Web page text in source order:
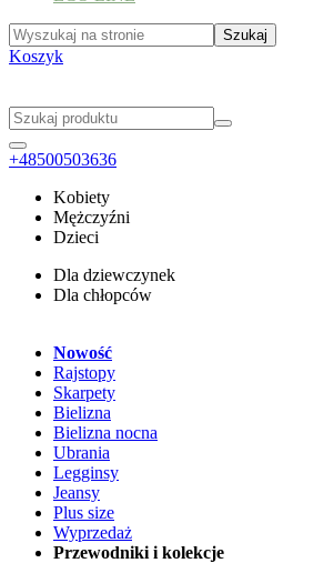
Koszyk
+48500503636
Kobiety
Mężczyźni
Dzieci
Dla dziewczynek
Dla chłopców
Nowość
Rajstopy
Skarpety
Bielizna
Bielizna nocna
Ubrania
Legginsy
Jeansy
Plus size
Wyprzedaż
Przewodniki i kolekcje